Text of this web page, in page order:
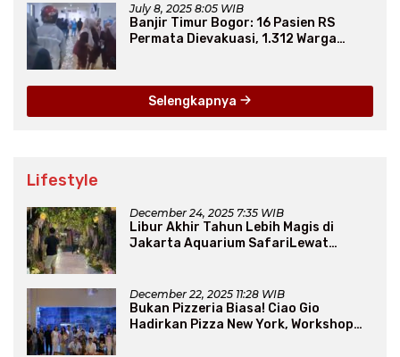
July 8, 2025 8:05 WIB
Banjir Timur Bogor: 16 Pasien RS
Permata Dievakuasi, 1.312 Warga
Selengkapnya
Lifestyle
December 24, 2025 7:35 WIB
Libur Akhir Tahun Lebih Magis di
Jakarta Aquarium SafariLewat
December 22, 2025 11:28 WIB
Bukan Pizzeria Biasa! Ciao Gio
Hadirkan Pizza New York, Workshop